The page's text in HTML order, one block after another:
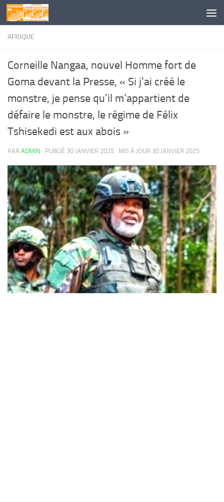
Skip to content
AFRIQUE
Corneille Nangaa, nouvel Homme fort de
Goma devant la Presse, « Si j’ai créé le
monstre, je pense qu’il m’appartient de
défaire le monstre, le régime de Félix
Tshisekedi est aux abois »
PAR ADMIN · PUBLIÉ 30 JANVIER 2025 · MIS À JOUR 30 JANVIER 2025